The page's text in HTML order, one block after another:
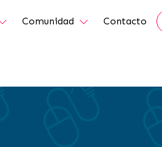
Comunidad Contacto